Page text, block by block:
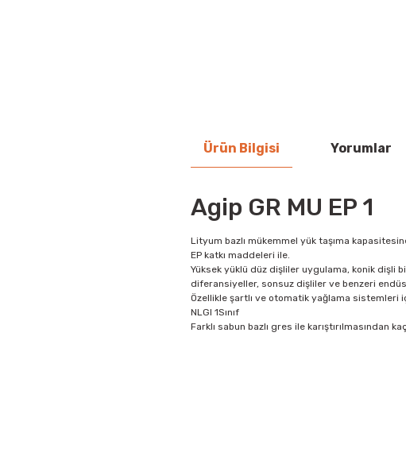
Ürün Bilgisi Yorumlar
Agip GR MU EP 1
Lityum bazlı mükemmel yük taşıma
EP katkı maddeleri ile.
Yüksek yüklü düz dişliler uygulama, konik dişli
diferansiyeller, sonsuz dişliler ve benzeri
Özellikle şartlı ve otomatik yağlama sistemleri
NLGI 1Sınıf
Farklı sabun bazlı gres ile karıştırılmasından